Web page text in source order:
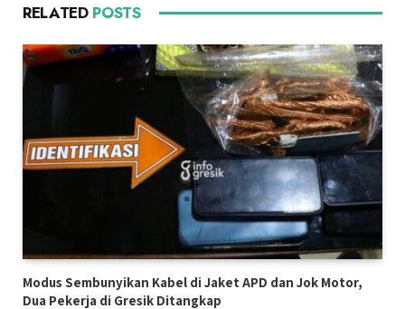
RELATED POSTS
Modus Sembunyikan Kabel di Jaket APD dan Jok Motor,
Dua Pekerja di Gresik Ditangkap